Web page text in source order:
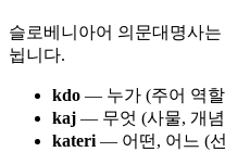
슬로베니아어 의문대명사
뉩니다.
kdo — 누가 (주어 역
kaj — 무엇 (사물, 개
kateri — 어떤, 어느 (